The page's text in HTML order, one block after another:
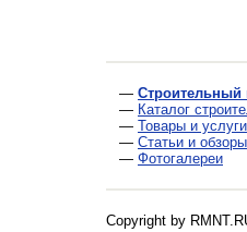
— Строительный
— Каталог
— Товары и услуги
— Статьи и обзоры
— Фотогалереи
Copyright by